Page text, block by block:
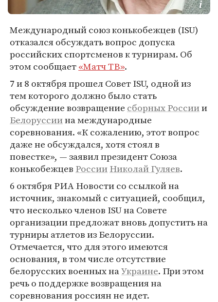
Международный союз конькобежцев (ISU)
отказался обсуждать вопрос допуска
российских спортсменов к турнирам. Об
этом сообщает«Матч ТВ».
7 и 8 октября прошел Совет ISU, одной из
тем которого должно было стать
обсуждение возвращение сборных Россиии
Белоруссиина международные
соревнования. «К сожалению, этот вопрос
даже не обсуждался, хотя стоял в
повестке», — заявил президент Союза
конькобежцев РоссииНиколай Гуляев.
6 октября РИА Новости со ссылкой на
источник, знакомый с ситуацией, сообщил,
что несколько членов ISU на Совете
организации предложат вновь допустить на
турниры атлетов из Белоруссии.
Отмечается, что для этого имеются
основания, в том числе отсутствие
белорусских военных наУкраине. При этом
речь о поддержке возвращения на
соревнования россиян не идет.